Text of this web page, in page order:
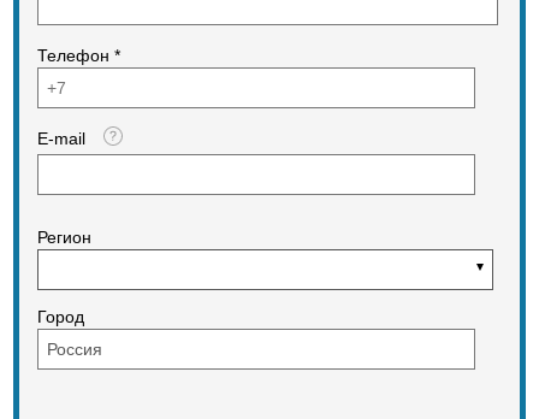
Телефон *
E-mail
Регион
Город